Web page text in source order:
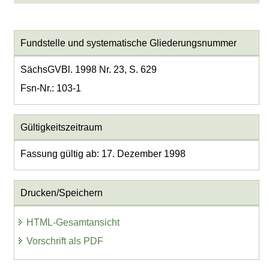
Fundstelle und systematische Gliederungsnummer
SächsGVBl. 1998 Nr. 23, S. 629
Fsn-Nr.: 103-1
Gültigkeitszeitraum
Fassung gültig ab: 17. Dezember 1998
Drucken/Speichern
HTML-Gesamtansicht
Vorschrift als PDF